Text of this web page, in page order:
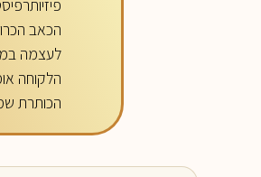
הכאב
לעצמה
הלקוחה
הכותרת